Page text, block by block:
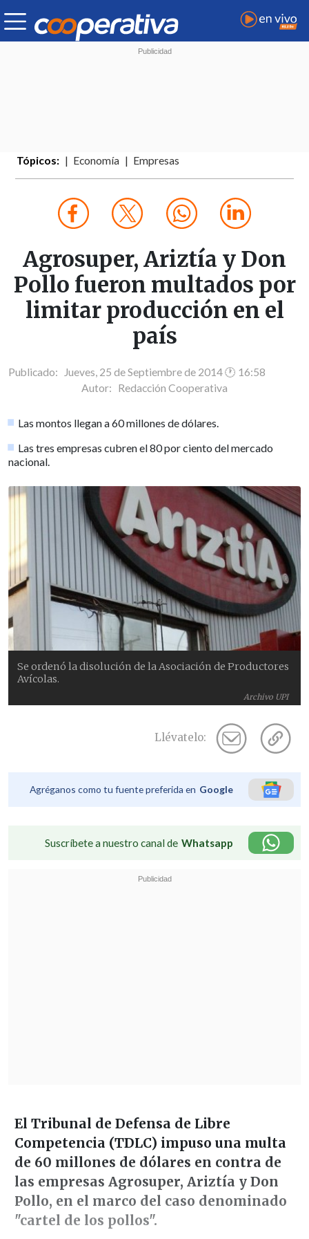
Tópicos: Economía Empresas
Agrosuper, Ariztía y Don
Pollo fueron multados por
limitar producción en el
país
Publicado: Jueves, 25 de Septiembre de 2014 🕐 16:58
Autor: Redacción Cooperativa
Las montos llegan a 60 millones de dólares.
Las tres empresas cubren el 80 por ciento del mercado
nacional.
Archivo UPI
Se ordenó la disolución de la Asociación de Productores
Avícolas.
Llévatelo:
Agréganos como tu fuente preferida en Google
Suscríbete a nuestro canal de Whatsapp
El Tribunal de Defensa de Libre
Competencia (TDLC) impuso una multa
de 60 millones de dólares en contra de
las empresas Agrosuper, Ariztía y Don
Pollo, en el marco del caso denominado
"cartel de los pollos".